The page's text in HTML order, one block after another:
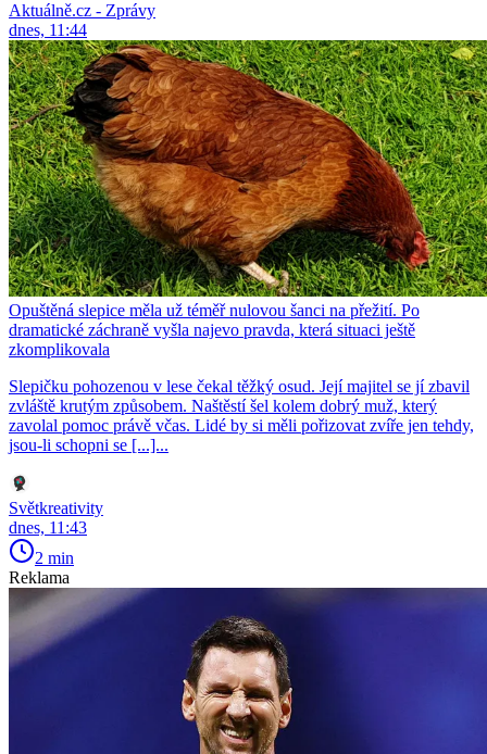
Aktuálně.cz - Zprávy
dnes, 11:44
Opuštěná slepice měla už téměř nulovou šanci na přežití. Po
dramatické záchraně vyšla najevo pravda, která situaci ještě
zkomplikovala
Slepičku pohozenou v lese čekal těžký osud. Její majitel se jí zbavil
zvláště krutým způsobem. Naštěstí šel kolem dobrý muž, který
zavolal pomoc právě včas. Lidé by si měli pořizovat zvíře jen tehdy,
jsou-li schopni se [...]...
Světkreativity
dnes, 11:43
2 min
Reklama